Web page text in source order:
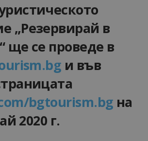
„Резервирай в
ще се проведе в
и във
bgtourism.bg на
2020 г.